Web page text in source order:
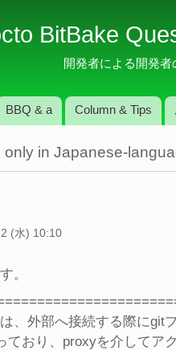
イ
コ
テ
ツ
に
BitBake
開発者による開発
BBQ & a Column & Tips
in Japanese-
(水) 10:10
。
、外部へ接続する際にgit
ており、proxyを介してア